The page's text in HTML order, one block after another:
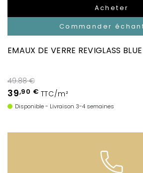
Acheter
Commander
EMAUX DE VERRE REVIGLASS
49.88 €
39,90 € TTC/m²
Disponible - Livraison 3-4 semaines